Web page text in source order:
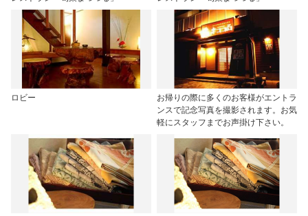
ロビー
お帰りの際に多くのお客様がエントラ
ンスで記念写真を撮影されます。お気
軽にスタッフまでお声掛け下さい。